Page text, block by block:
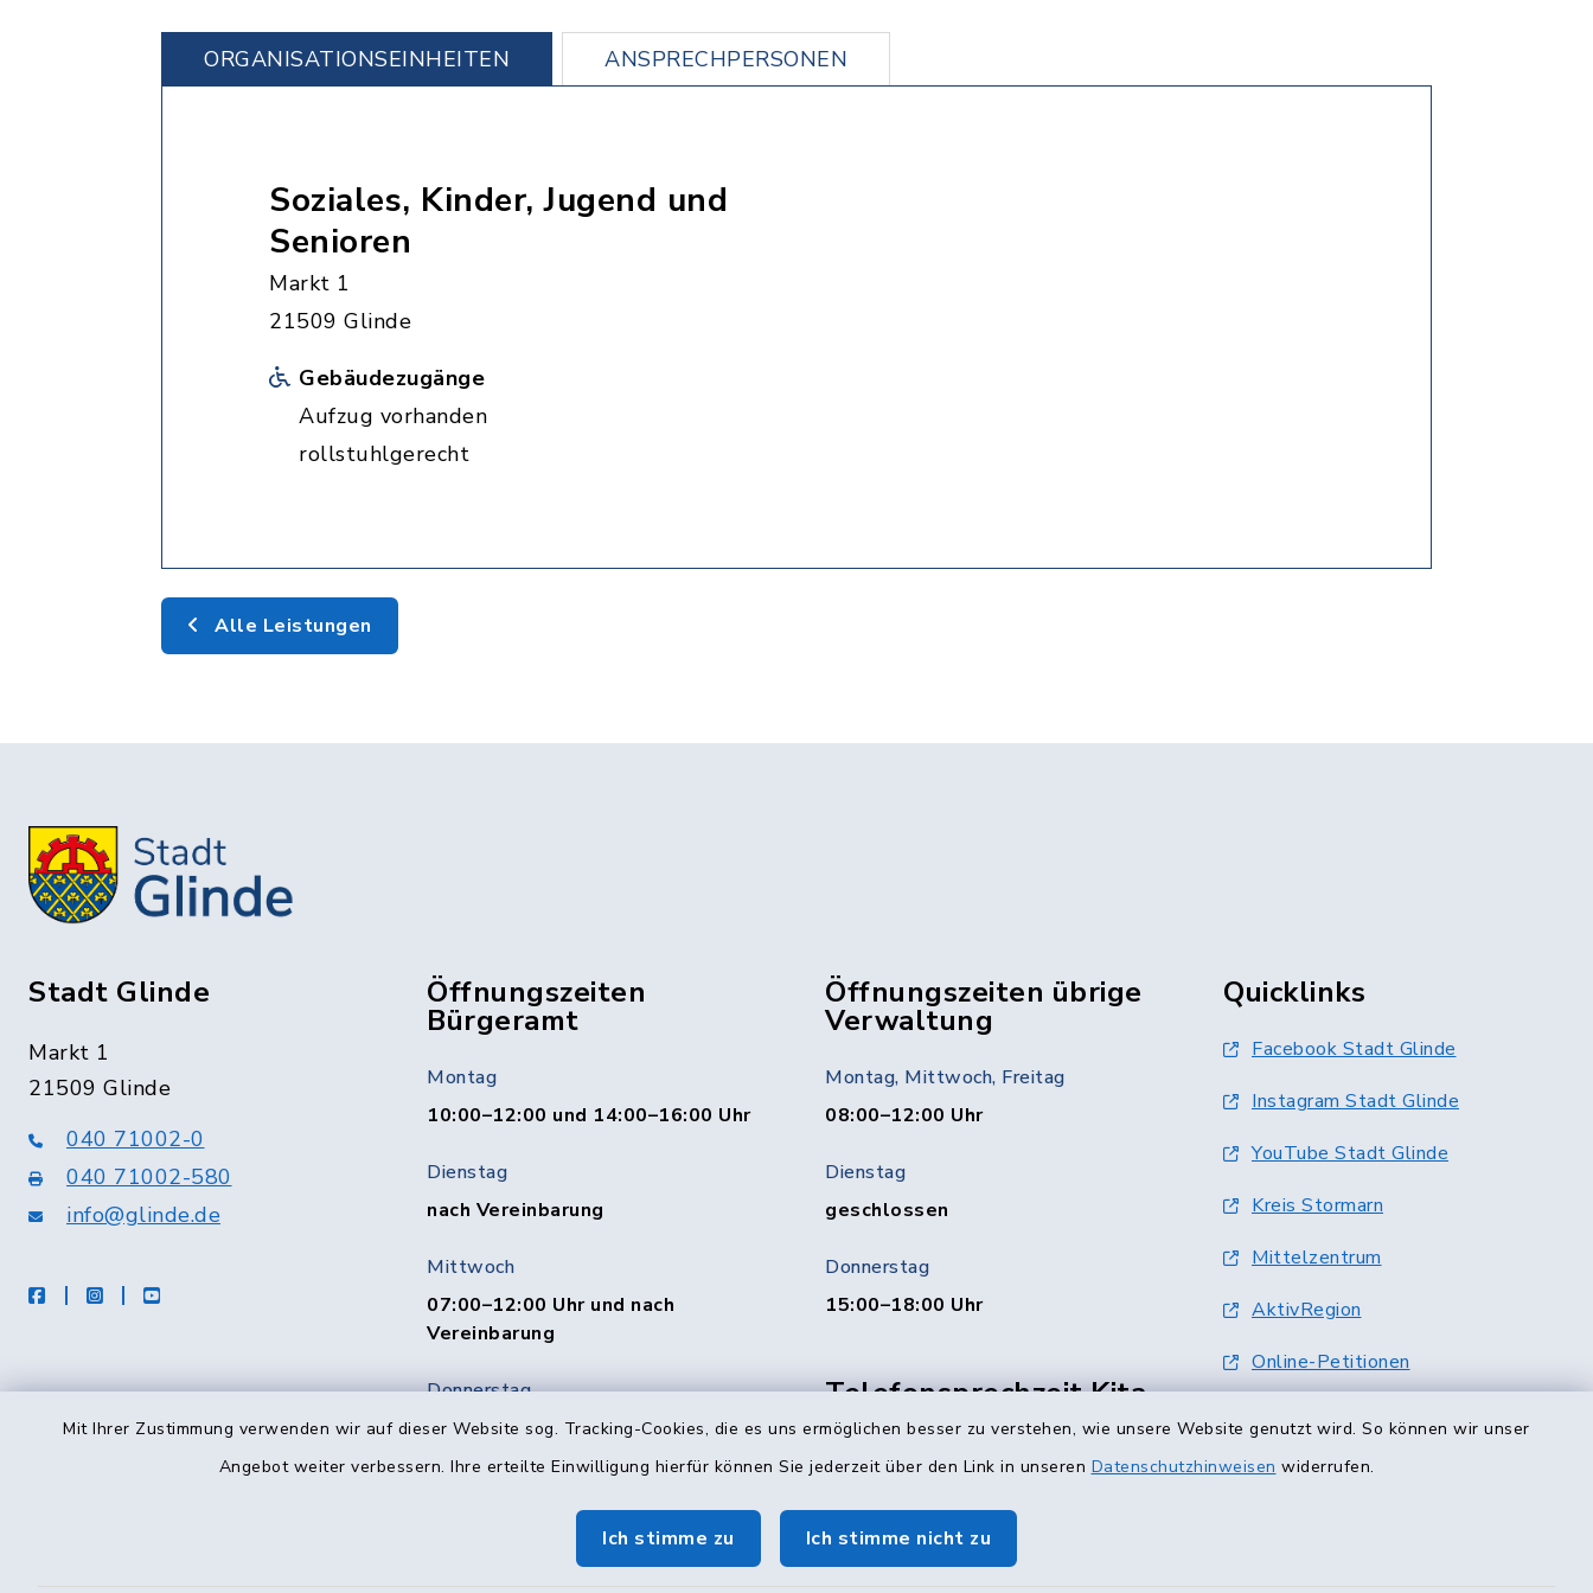
Mit Ihrer Zustimmung verwenden wir auf dieser Website sog. Tracking-Cookies, die es uns ermöglichen besser zu verstehen, wie unsere Website genutzt wird. So können wir unser
Angebot weiter verbessern. Ihre erteilte Einwilligung hierfür können Sie jederzeit über den Link in unseren Datenschutzhinweisen widerrufen.
Ich stimme zu Ich stimme nicht zu
ORGANISATIONS­EINHEITEN ANSPRECHPERSONEN
Soziales, Kinder, Jugend und
Senioren
Markt 1
21509 Glinde
Gebäudezugänge
Aufzug vorhanden
rollstuhlgerecht
Alle Leistungen
Stadt Glinde
Markt 1
21509 Glinde
040 71002-0
040 71002-580
info@glinde.de
facebookinstagramYoutube
Öffnungszeiten
Bürgeramt
Montag
10:00–12:00 und 14:00–16:00 Uhr
Dienstag
nach Vereinbarung
Mittwoch
07:00–12:00 Uhr und nach
Vereinbarung
Donnerstag
10:00–12:00 und 15:00–19:00 Uhr
08:00–12:00 Uhr und nach
Öffnungszeiten übrige
Verwaltung
Montag, Mittwoch, Freitag
08:00–12:00 Uhr
Dienstag
geschlossen
Donnerstag
15:00–18:00 Uhr
Telefonsprechzeit Kita-
Abteilung
Mittwoch: 10:00–12:00 Uhr
Donnerstag: 16:00–18:00 Uhr
Quicklinks
Facebook Stadt Glinde
Instagram Stadt Glinde
YouTube Stadt Glinde
Kreis Stormarn
Mittelzentrum
AktivRegion
Online-Petitionen